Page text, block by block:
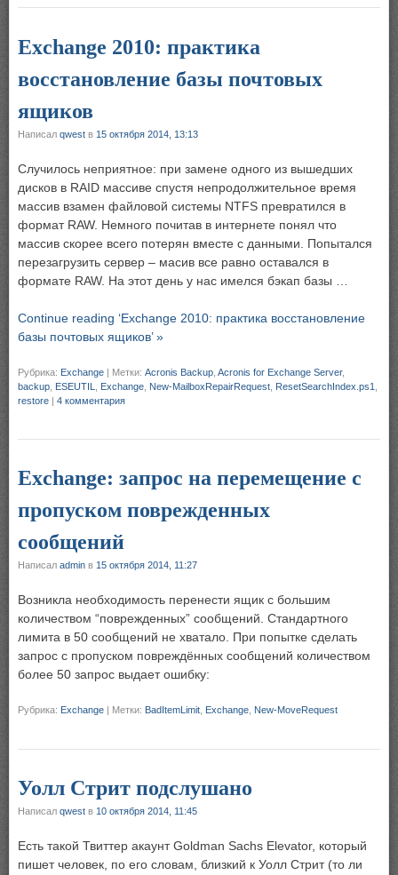
Exchange 2010: практика
восстановление базы почтовых
ящиков
Написал qwest в 15 октября 2014, 13:13
Случилось неприятное: при замене одного из вышедших
дисков в RAID массиве спустя непродолжительное время
массив взамен файловой системы NTFS превратился в
формат RAW. Немного почитав в интернете понял что
массив скорее всего потерян вместе с данными. Попытался
перезагрузить сервер – масив все равно оставался в
формате RAW. На этот день у нас имелся бэкап базы …
Continue reading ‘Exchange 2010: практика восстановление
базы почтовых ящиков’ »
Рубрика: Exchange | Метки: Acronis Backup Acronis for Exchange Server,
backup ESEUTIL Exchange New-MailboxRepairRequest ResetSearchIndex.ps1
restore | 4 комментария
Exchange: запрос на перемещение с
пропуском поврежденных
сообщений
Написал admin в 15 октября 2014, 11:27
Возникла необходимость перенести ящик с большим
количеством “поврежденных” сообщений. Стандартного
лимита в 50 сообщений не хватало. При попытке сделать
запрос с пропуском повреждённых сообщений количеством
более 50 запрос выдает ошибку:
Рубрика: Exchange Метки: BadItemLimit Exchange New-MoveRequest
Уолл Стрит подслушано
Написал qwest в 10 октября 2014, 11:45
Есть такой Твиттер акаунт Goldman Sachs Elevator, который
пишет человек, по его словам, близкий к Уолл Стрит (то ли